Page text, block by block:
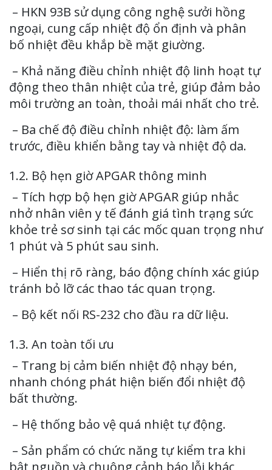
– HKN 93B sử dụng công nghệ sưởi hồng
ngoại, cung cấp nhiệt độ ổn định và phân
bố nhiệt đều khắp bề mặt giường.
– Khả năng điều chỉnh nhiệt độ linh hoạt tự
động theo thân nhiệt của trẻ, giúp đảm bảo
môi trường an toàn, thoải mái nhất cho trẻ.
– Ba chế độ điều chỉnh nhiệt độ: làm ấm
trước, điều khiển bằng tay và nhiệt độ da.
1.2. Bộ hẹn giờ APGAR thông minh
– Tích hợp bộ hẹn giờ APGAR giúp nhắc
nhở nhân viên y tế đánh giá tình trạng sức
khỏe trẻ sơ sinh tại các mốc quan trọng như
1 phút và 5 phút sau sinh.
– Hiển thị rõ ràng, báo động chính xác giúp
tránh bỏ lỡ các thao tác quan trọng.
– Bộ kết nối RS-232 cho đầu ra dữ liệu.
1.3. An toàn tối ưu
– Trang bị cảm biến nhiệt độ nhạy bén,
nhanh chóng phát hiện biến đổi nhiệt độ
bất thường.
– Hệ thống bảo vệ quá nhiệt tự động.
– Sản phẩm có chức năng tự kiểm tra khi